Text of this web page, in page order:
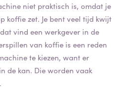
niet praktisch is, omdat je
koffie zet. Je bent veel tijd kwijt
vind een werkgever in de
van koffie is een reden
te kiezen, want er
de kan. Die worden vaak